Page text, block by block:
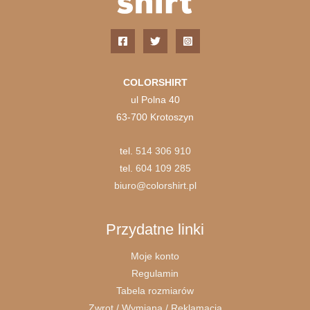
COLORSHIRT
ul Polna 40
63-700 Krotoszyn
tel. 514 306 910
tel. 604 109 285
biuro@colorshirt.pl
Przydatne linki
Moje konto
Regulamin
Tabela rozmiarów